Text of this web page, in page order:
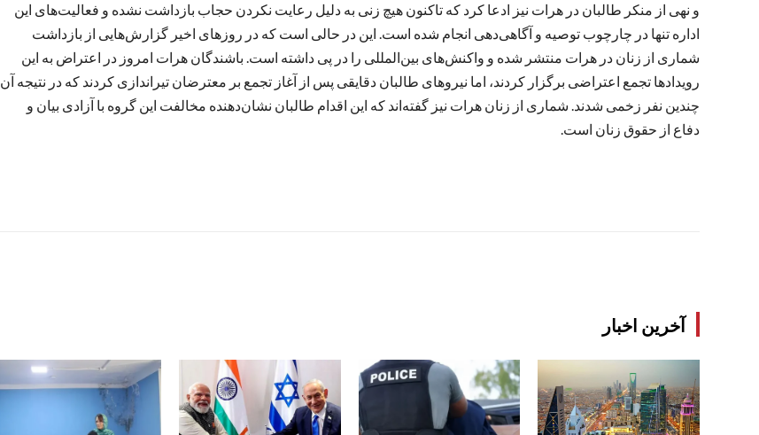
و نهی از منکر طالبان در هرات نیز ادعا کرد که تاکنون هیچ زنی به دلیل رعایت نکردن حجاب بازداشت نشده و فعالیت‌های این
اداره تنها در چارچوب توصیه و آگاهی‌دهی انجام شده است. این در حالی است که در روزهای اخیر گزارش‌هایی از بازداشت
شماری از زنان در هرات منتشر شده و واکنش‌های بین‌المللی را در پی داشته است. باشندگان هرات امروز در اعتراض به این
رویدادها تجمع اعتراضی برگزار کردند، اما نیروهای طالبان دقایقی پس از آغاز تجمع بر معترضان تیراندازی کردند که در نتیجه آن
چندین نفر زخمی شدند. شماری از زنان هرات نیز گفته‌اند که این اقدام طالبان نشان‌دهنده مخالفت این گروه با آزادی بیان و
دفاع از حقوق زنان است.
آخرین اخبار